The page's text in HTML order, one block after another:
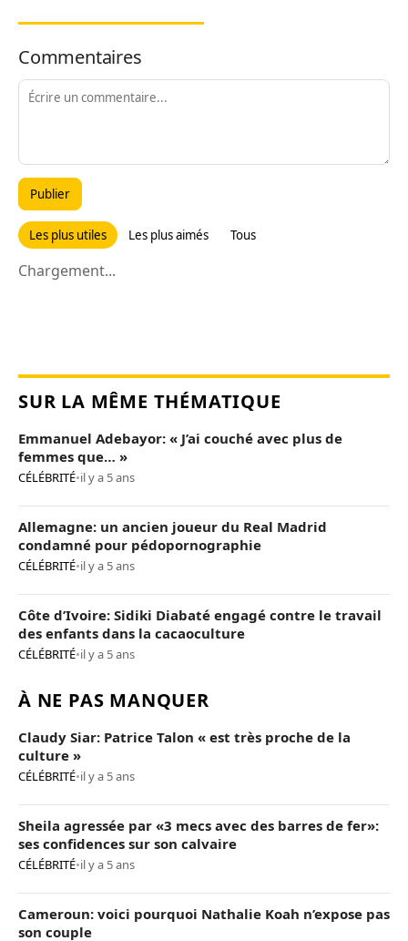
Commentaires
Publier
Les plus utiles Les plus aimés Tous
Chargement...
SUR LA MÊME THÉMATIQUE
Emmanuel Adebayor: « J’ai couché avec plus de
femmes que… »
CÉLÉBRITÉ•il y a 5 ans
Allemagne: un ancien joueur du Real Madrid
condamné pour pédopornographie
CÉLÉBRITÉ•il y a 5 ans
Côte d’Ivoire: Sidiki Diabaté engagé contre le travail
des enfants dans la cacaoculture
CÉLÉBRITÉ•il y a 5 ans
À NE PAS MANQUER
Claudy Siar: Patrice Talon « est très proche de la
culture »
CÉLÉBRITÉ•il y a 5 ans
Sheila agressée par «3 mecs avec des barres de fer»:
ses confidences sur son calvaire
CÉLÉBRITÉ•il y a 5 ans
Cameroun: voici pourquoi Nathalie Koah n’expose pas
son couple